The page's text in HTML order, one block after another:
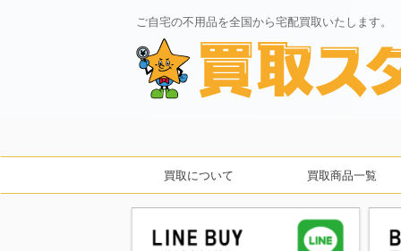
ご自宅の不用品を全国から宅配買取いたします。
買取について 買取商品一覧